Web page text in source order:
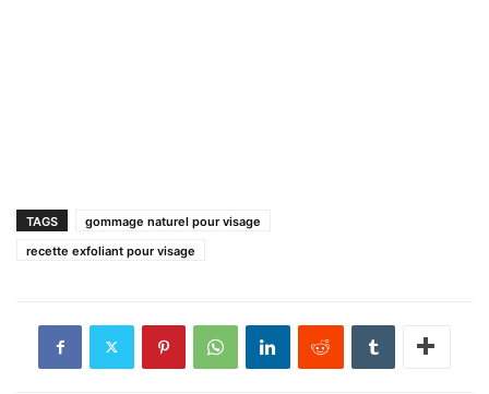
TAGS
gommage naturel pour visage
recette exfoliant pour visage